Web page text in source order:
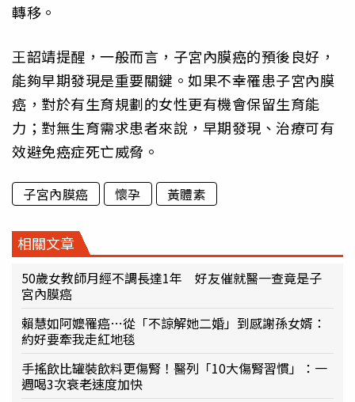
轉移。
王韶靖提醒，一般而言，子宮內膜癌的預後良好，
能夠早期發現是重要關鍵。如果不幸罹患子宮內膜
癌，對於有生育規劃的女性更有機會保留生育能
力；對無生育需求患者來說，早期發現、治療可有
效避免癌症死亡威脅。
子宮內膜癌 懷孕 黃體素
相關文章
50歲女教師月經不調長達1年 好友催就醫一查竟是子
宮內膜癌
賴慧如阿嬤罹癌…從「不諒解她二婚」到感謝孫女婿：
約好要牽我走紅地毯
手搖飲比罐裝飲料更傷腎！醫列「10大傷腎習慣」：一
週喝3次衰老速度加快